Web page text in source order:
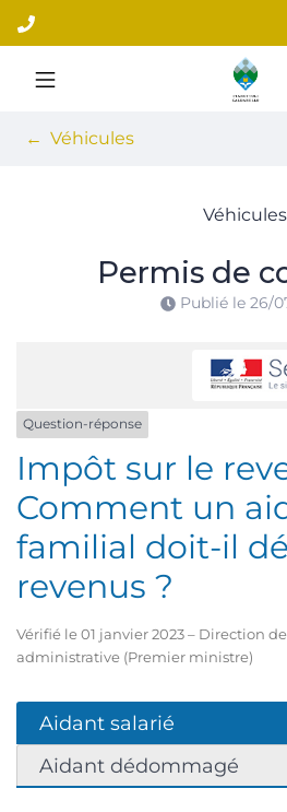
Aller
au
contenu
Véhicules
Véhicules
Permis de
Publié le 26/
Question-réponse
Impôt sur le
Comment un
familial doit-il
revenus ?
Vérifié le 01 janvier 2023 – Direction
administrative (Premier ministre)
Aidant salarié
Aidant dédommagé